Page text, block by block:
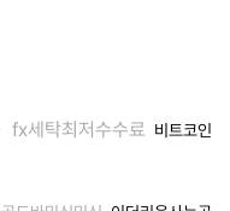
fx세탁최저수수료 비트코인